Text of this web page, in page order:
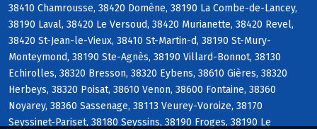
38410 Chamrousse, 38420 Domène, 38190 La Combe-de-Lancey,
38190 Laval, 38420 Le Versoud, 38420 Murianette, 38420 Revel,
38420 St-Jean-le-Vieux, 38410 St-Martin-d, 38190 St-Mury-
Monteymond, 38190 Ste-Agnès, 38190 Villard-Bonnot, 38130
Echirolles, 38320 Bresson, 38320 Eybens, 38610 Gières, 38320
Herbeys, 38320 Poisat, 38610 Venon, 38600 Fontaine, 38360
Noyarey, 38360 Sassenage, 38113 Veurey-Voroize, 38170
Seyssinet-Pariset, 38180 Seyssins, 38190 Froges, 38190 Le